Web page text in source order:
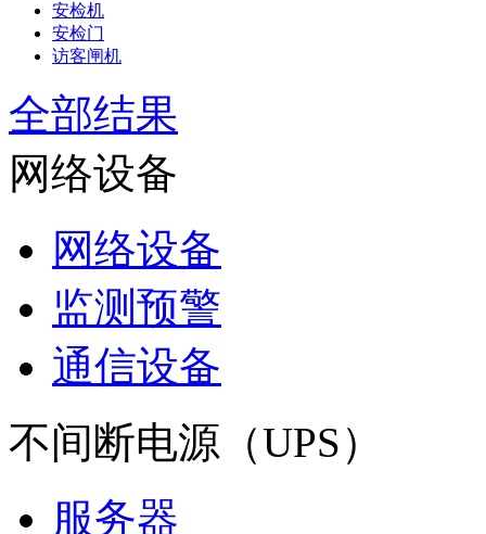
安检机
安检门
访客闸机
全部结果
网络设备
网络设备
监测预警
通信设备
不间断电源（UPS）
服务器